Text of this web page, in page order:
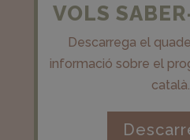
VOLS
Descarrega el
informació sobre el
català.